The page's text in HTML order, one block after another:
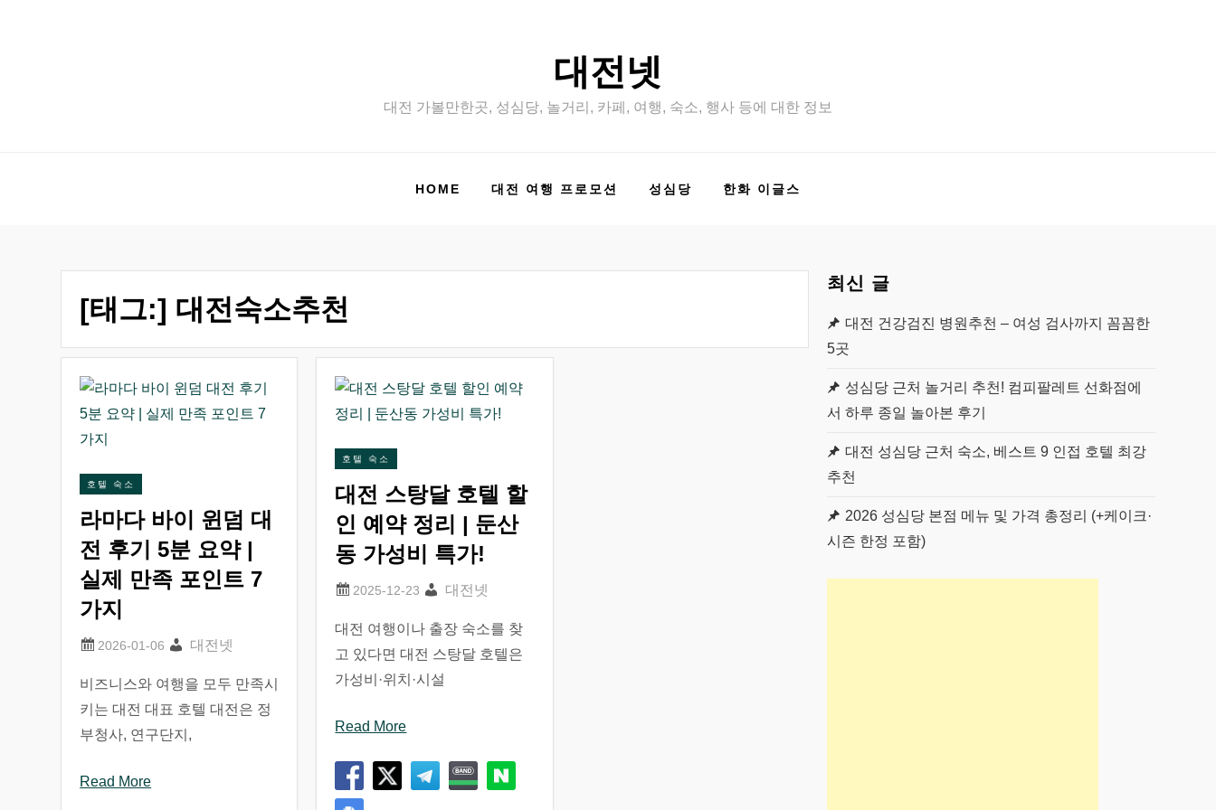
대전넷
대전 가볼만한곳, 성심당, 놀거리, 카페, 여행, 숙소, 행사 등에 대한 정보
HOME 대전 여행 프로모션 성심당 한화 이글스
[태그:] 대전숙소추천
호텔 숙소
라마다 바이 윈덤 대
전 후기 5분 요약 |
실제 만족 포인트 7
가지
대전넷
비즈니스와 여행을 모두 만족시
키는 대전 대표 호텔 대전은 정
부청사, 연구단지,
Read More
호텔 숙소
대전 스탕달 호텔 할
인 예약 정리 | 둔산
동 가성비 특가!
대전넷
대전 여행이나 출장 숙소를 찾
고 있다면 대전 스탕달 호텔은
가성비·위치·시설
Read More
최신 글
대전 건강검진 병원추천 – 여성 검사까지 꼼꼼한
5곳
성심당 근처 놀거리 추천! 컴피팔레트 선화점에
서 하루 종일 놀아본 후기
대전 성심당 근처 숙소, 베스트 9 인접 호텔 최강
추천
2026 성심당 본점 메뉴 및 가격 총정리 (+케이크·
시즌 한정 포함)